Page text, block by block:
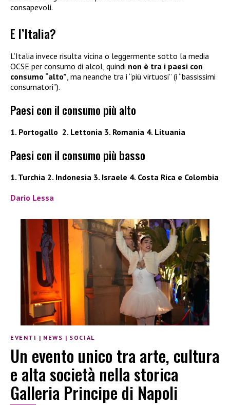
consapevoli.
E l’Italia?
L’Italia invece risulta vicina o leggermente sotto la media
OCSE per consumo di alcol, quindi non è tra i paesi con
consumo “alto” , ma neanche tra i “più virtuosi” (i “bassissimi
consumatori”).
Paesi con il consumo più alto
1. Portogallo 2. Lettonia 3. Romania 4. Lituania
Paesi con il consumo più basso
1. Turchia 2. Indonesia 3. Israele 4. Costa Rica e Colombia
Dario Lessa
EVENTI | NEWS | SOCIAL
Un evento unico tra arte, cultura
e alta società nella storica
Galleria Principe di Napoli